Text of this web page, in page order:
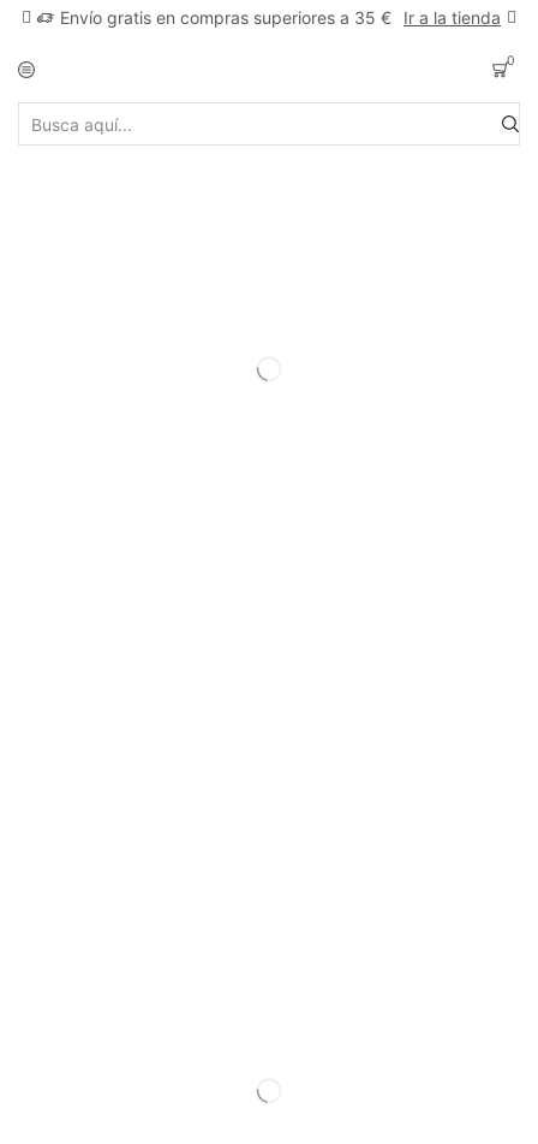
Envío gratis en compras superiores a 35 € Ir a la tienda
0